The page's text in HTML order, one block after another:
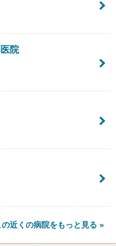
院
の近くの病院をもっと見る »